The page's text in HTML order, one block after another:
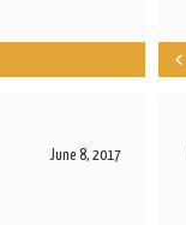
June 8, 2017